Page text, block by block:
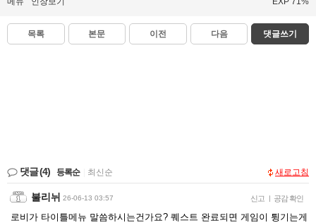
목록 본문 이전 다음 댓글쓰기
댓글(4) 등록순 최신순 새로고침
불리뉘 26-06-13 03:57 신고 | 공감 확인
로비가 타이틀메뉴 말씀하시는건가요? 퀘스트 완료되면 게임이 튕기는게